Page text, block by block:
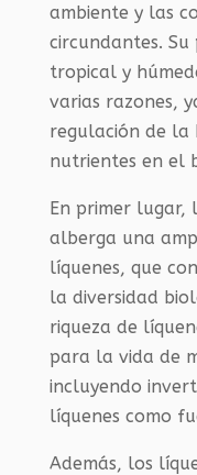
ambiente y las
circundantes. Su
tropical y
varias razones,
regulación de la
nutrientes en el
En primer lugar,
alberga una
líquenes, que
la diversidad
riqueza de
para la vida de
incluyendo
líquenes como
Además, los